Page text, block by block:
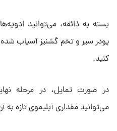
بسته به ذائقه، می‌توانید
پودر سیر و تخم گشنیز آسیاب شده
کنید.
در صورت تمایل، در مرحله
می‌توانید مقداری آبلیموی تازه به